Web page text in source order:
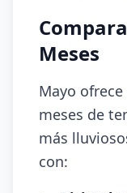
Meses
Mayo
meses de
más
con: